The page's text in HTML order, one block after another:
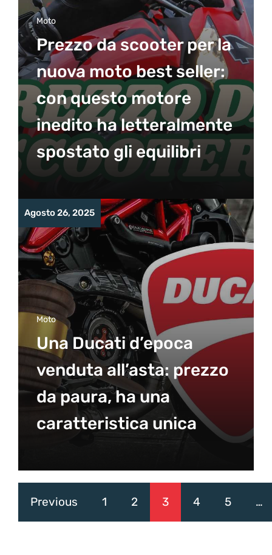
Moto
Prezzo da scooter per la
nuova moto best seller:
con questo motore
inedito ha letteralmente
spostato gli equilibri
Agosto 26, 2025
Moto
Una Ducati d’epoca
venduta all’asta: prezzo
da paura, ha una
caratteristica unica
Previous 1 2 3 4 5 …